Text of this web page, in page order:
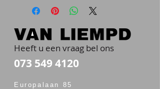
Heeft u een vraag bel ons
073 549 4120
Europalaan 85